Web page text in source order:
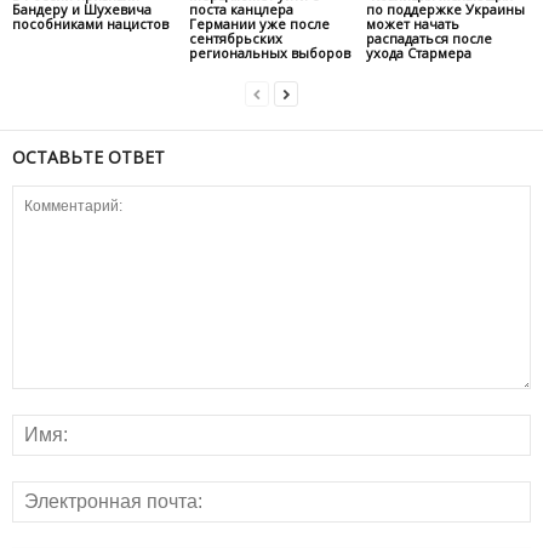
Бандеру и Шухевича
пособниками нацистов
поста канцлера
Германии уже после
сентябрьских
региональных выборов
по поддержке Украины
может начать
распадаться после
ухода Стармера
ОСТАВЬТЕ ОТВЕТ